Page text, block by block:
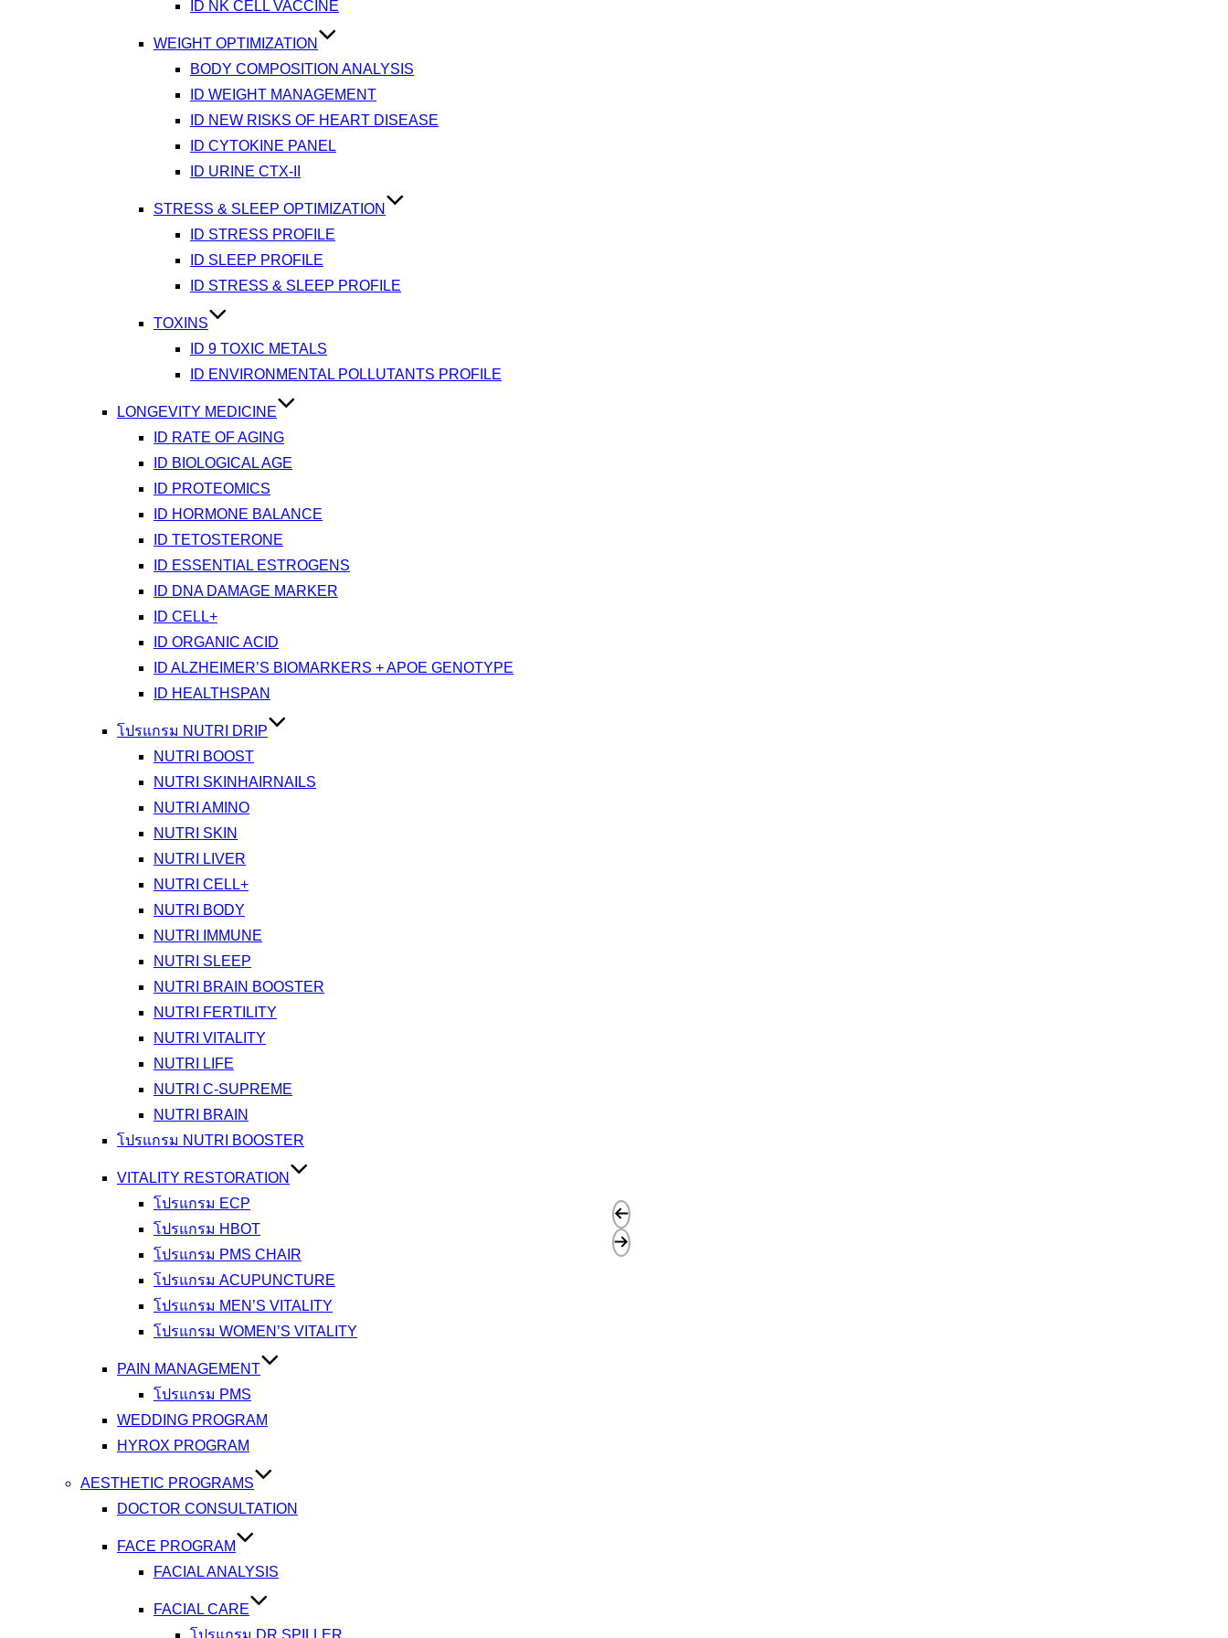
ID NK CELL VACCINE
WEIGHT OPTIMIZATION
BODY COMPOSITION ANALYSIS
ID WEIGHT MANAGEMENT
ID NEW RISKS OF HEART DISEASE
ID CYTOKINE PANEL
ID URINE CTX-II
STRESS & SLEEP OPTIMIZATION
ID STRESS PROFILE
ID SLEEP PROFILE
ID STRESS & SLEEP PROFILE
TOXINS
ID 9 TOXIC METALS
ID ENVIRONMENTAL POLLUTANTS PROFILE
LONGEVITY MEDICINE
ID RATE OF AGING
ID BIOLOGICAL AGE
ID PROTEOMICS
ID HORMONE BALANCE
ID TETOSTERONE
ID ESSENTIAL ESTROGENS
ID DNA DAMAGE MARKER
ID CELL+
ID ORGANIC ACID
ID ALZHEIMER’S BIOMARKERS + APOE GENOTYPE
ID HEALTHSPAN
โปรแกรม NUTRI DRIP
NUTRI BOOST
NUTRI SKINHAIRNAILS
NUTRI AMINO
NUTRI SKIN
NUTRI LIVER
NUTRI CELL+
NUTRI BODY
NUTRI IMMUNE
NUTRI SLEEP
NUTRI BRAIN BOOSTER
NUTRI FERTILITY
NUTRI VITALITY
NUTRI LIFE
NUTRI C-SUPREME
NUTRI BRAIN
โปรแกรม NUTRI BOOSTER
VITALITY RESTORATION
โปรแกรม ECP
โปรแกรม HBOT
โปรแกรม PMS CHAIR
โปรแกรม ACUPUNCTURE
โปรแกรม MEN’S VITALITY
โปรแกรม WOMEN’S VITALITY
PAIN MANAGEMENT
โปรแกรม PMS
WEDDING PROGRAM
HYROX PROGRAM
AESTHETIC PROGRAMS
DOCTOR CONSULTATION
FACE PROGRAM
FACIAL ANALYSIS
FACIAL CARE
โปรแกรม DR.SPILLER